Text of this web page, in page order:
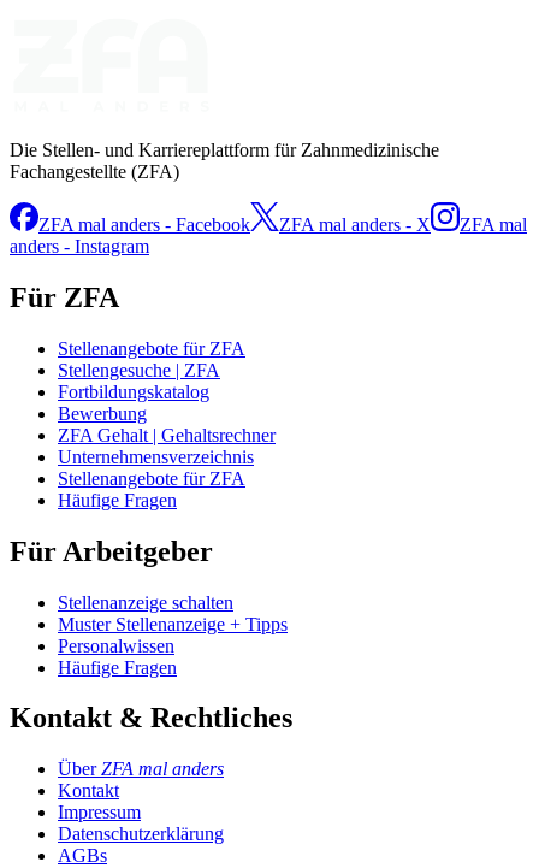
Die Stellen- und Karriereplattform für Zahnmedizinische
Fachangestellte (ZFA)
ZFA mal anders - Facebook ZFA mal anders - X
ZFA mal
anders - Instagram
Für ZFA
Stellenangebote für ZFA
Stellengesuche | ZFA
Fortbildungskatalog
Bewerbung
ZFA Gehalt | Gehaltsrechner
Unternehmensverzeichnis
Stellenangebote für ZFA
Häufige Fragen
Für Arbeitgeber
Stellenanzeige schalten
Muster Stellenanzeige + Tipps
Personalwissen
Häufige Fragen
Kontakt & Rechtliches
ÜberZFA mal anders
Kontakt
Impressum
Datenschutzerklärung
AGBs